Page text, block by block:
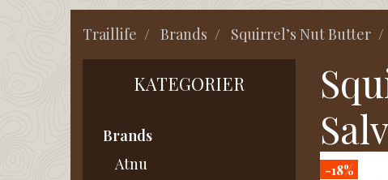
Traillife Brands Squirrel’s Nut Butter
KATEGORIER
Brands
Atnu
-18%